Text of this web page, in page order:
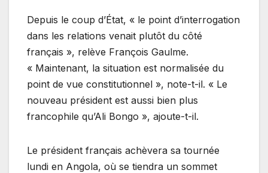
Depuis le coup d’État, « le point d’interrogation
dans les relations venait plutôt du côté
français », relève François Gaulme.
« Maintenant, la situation est normalisée du
point de vue constitutionnel », note-t-il. « Le
nouveau président est aussi bien plus
francophile qu’Ali Bongo », ajoute-t-il.
Le président français achèvera sa tournée
lundi en Angola, où se tiendra un sommet